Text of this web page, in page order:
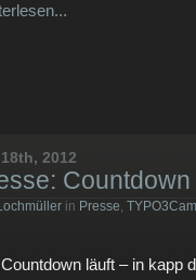
2012
in Presse,
läuft – in kapp